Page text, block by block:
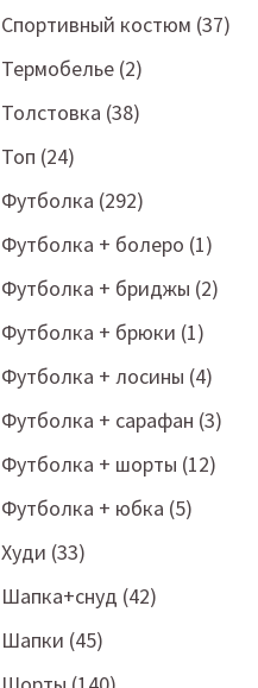
Спортивный костюм (37)
Термобелье (2)
Толстовка (38)
Топ (24)
Футболка (292)
Футболка + болеро (1)
Футболка + бриджы (2)
Футболка + брюки (1)
Футболка + лосины (4)
Футболка + сарафан (3)
Футболка + шорты (12)
Футболка + юбка (5)
Худи (33)
Шапка+снуд (42)
Шапки (45)